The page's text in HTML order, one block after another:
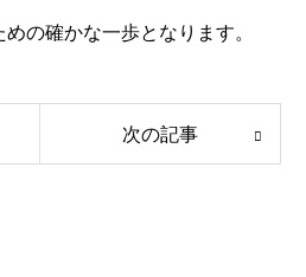
の確かな一歩となります。
次の記事